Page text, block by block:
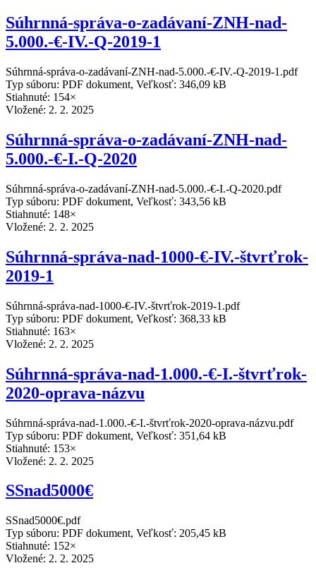
Súhrnná-správa-o-zadávaní-ZNH-nad-
5.000.-€-IV.-Q-2019-1
Súhrnná-správa-o-zadávaní-ZNH-nad-5.000.-€-IV.-Q-2019-1.pdf
Typ súboru: PDF dokument, Veľkosť: 346,09 kB
Stiahnuté: 154×
Vložené: 2. 2. 2025
Súhrnná-správa-o-zadávaní-ZNH-nad-
5.000.-€-I.-Q-2020
Súhrnná-správa-o-zadávaní-ZNH-nad-5.000.-€-I.-Q-2020.pdf
Typ súboru: PDF dokument, Veľkosť: 343,56 kB
Stiahnuté: 148×
Vložené: 2. 2. 2025
Súhrnná-správa-nad-1000-€-IV.-štvrťrok-
2019-1
Súhrnná-správa-nad-1000-€-IV.-štvrťrok-2019-1.pdf
Typ súboru: PDF dokument, Veľkosť: 368,33 kB
Stiahnuté: 163×
Vložené: 2. 2. 2025
Súhrnná-správa-nad-1.000.-€-I.-štvrťrok-
2020-oprava-názvu
Súhrnná-správa-nad-1.000.-€-I.-štvrťrok-2020-oprava-názvu.pdf
Typ súboru: PDF dokument, Veľkosť: 351,64 kB
Stiahnuté: 153×
Vložené: 2. 2. 2025
SSnad5000€
SSnad5000€.pdf
Typ súboru: PDF dokument, Veľkosť: 205,45 kB
Stiahnuté: 152×
Vložené: 2. 2. 2025